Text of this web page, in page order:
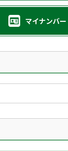
マイナンバー